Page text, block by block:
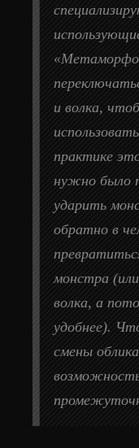
и волка,
практике
нужно было
ударить
обратно в
монстра
волка, а
удобнее).
смены